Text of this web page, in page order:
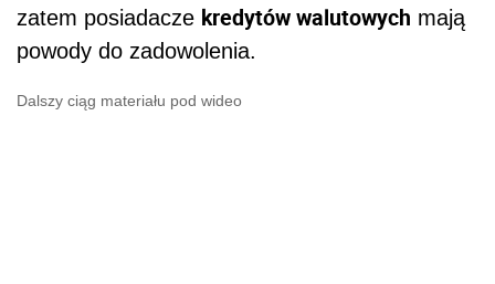
zatem posiadacze kredytów walutowych mają
powody do zadowolenia.
Dalszy ciąg materiału pod wideo